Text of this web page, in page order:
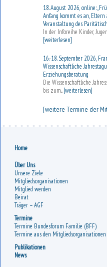
18. August 2026, online:
Anfang kommt es an, Eltern
Veranstaltung des
In der Inforeihe Kinder,
[weiterlesen]
16.-18. September 2026,
Wissenschaftliche
Erziehungsberatung
Die Wissenschaftliche
bis zum...[weiterlesen]
[weitere Termine der
Home
Über Uns
Unsere Ziele
Mitgliedsorganisationen
Mitglied werden
Beirat
Träger – AGF
Termine
Termine Bundesforum Familie (BFF)
Termine aus den Mitgliedsorganisationen
Publikationen
News